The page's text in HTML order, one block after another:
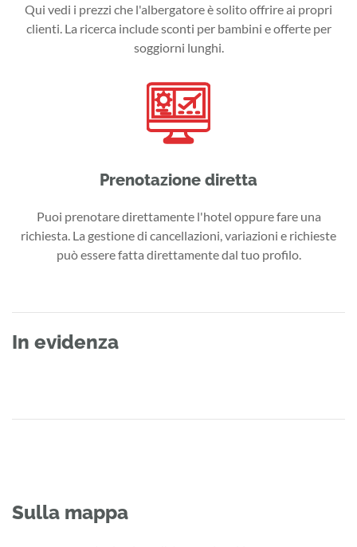
Qui vedi i prezzi che l'albergatore è solito offrire ai propri
clienti. La ricerca include sconti per bambini e offerte per
soggiorni lunghi.
Prenotazione diretta
Puoi prenotare direttamente l'hotel oppure fare una
richiesta. La gestione di cancellazioni, variazioni e richieste
può essere fatta direttamente dal tuo profilo.
In evidenza
Sulla mappa